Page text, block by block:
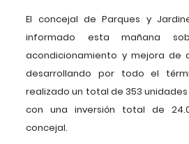
El concejal de Parques y
informado esta mañana
acondicionamiento y mejora de
desarrollando por todo el
realizado un total de 353
con una inversión total de
concejal.